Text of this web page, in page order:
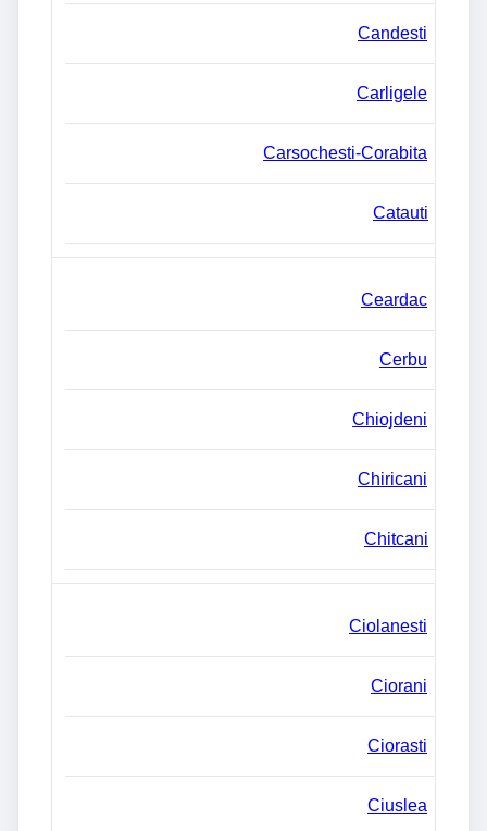
Candesti
Carligele
Carsochesti-Corabita
Catauti
Ceardac
Cerbu
Chiojdeni
Chiricani
Chitcani
Ciolanesti
Ciorani
Ciorasti
Ciuslea